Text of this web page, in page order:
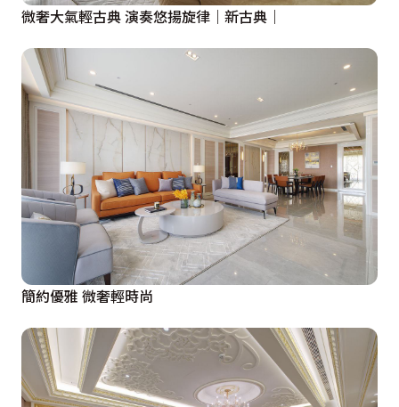
微奢大氣輕古典 演奏悠揚旋律｜新古典｜
簡約優雅 微奢輕時尚